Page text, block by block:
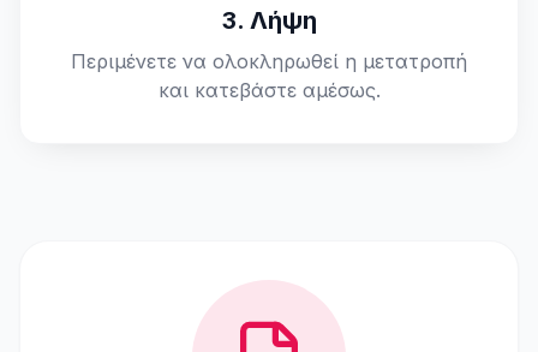
3. Λήψη
Περιμένετε να ολοκληρωθεί η μετατροπή
και κατεβάστε αμέσως.